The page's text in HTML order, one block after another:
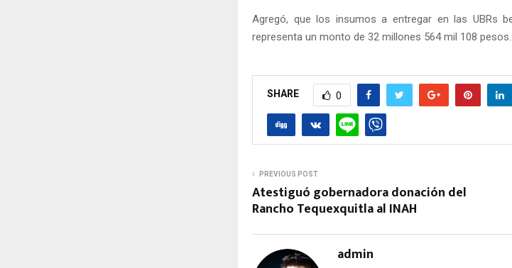
Agregó, que los insumos a entregar en las UBRs
representa un monto de 32 millones 564 mil 108 pesos.
SHARE 0
PREVIOUS POST
Atestiguó gobernadora donación del
Rancho Tequexquitla al INAH
admin